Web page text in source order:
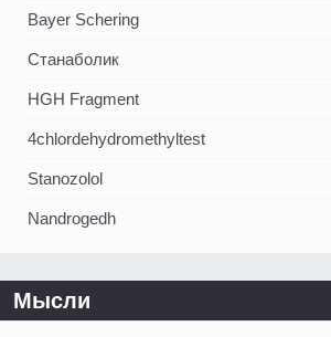
Bayer Schering
Станаболик
HGH Fragment
4chlordehydromethyltest
Stanozolol
Nandrogedh
Мысли